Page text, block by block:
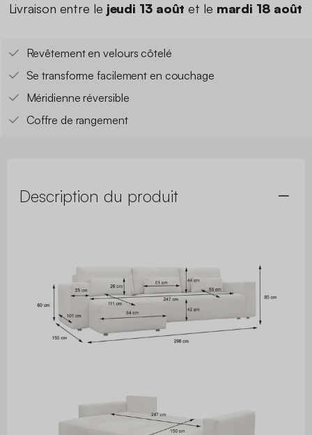
Livraison entre le jeudi 13 août et le mardi 18 août
Revêtement en velours côtelé
Se transforme facilement en couchage
Méridienne réversible
Coffre de rangement
Description du produit